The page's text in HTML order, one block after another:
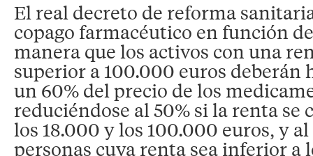
El real decreto de reforma
copago farmacéutico en función
manera que los activos con una
superior a 100.000 euros deberán
un 60% del precio de los
reduciéndose al 50% si la renta se
los 18.000 y los 100.000 euros, y
personas cuya renta sea inferior a